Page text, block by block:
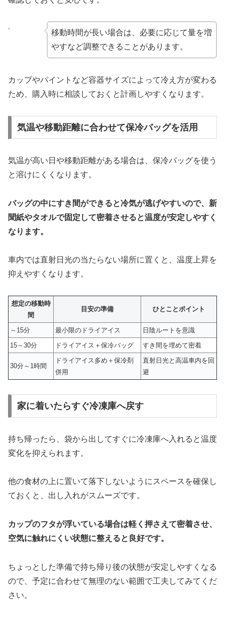
移動時間が長い場合は、必要に応じて量を増
やすなど調整できることがあります。
カップやパイントなど容器サイズによって冷え方が変わる
ため、購入時に相談しておくと計画しやすくなります。
気温や移動距離に合わせて保冷バッグを活用
気温が高い日や移動距離がある場合は、保冷バッグを使う
と溶けにくくなります。
バッグの中にすき間ができると冷気が逃げやすいので、新
聞紙やタオルで固定して密着させると温度が安定しやすく
なります。
車内では直射日光の当たらない場所に置くと、温度上昇を
抑えやすくなります。
想定の移動時
間
目安の準備 ひとことポイント
～15分 最小限のドライアイス
日陰ルートを意識
15～30分
ドライアイス＋保冷バッグ すき間を埋めて密着
30分～1時間
ドライアイス多め＋保冷剤
併用
直射日光と高温車内を回
避
家に着いたらすぐ冷凍庫へ戻す
持ち帰ったら、袋から出してすぐに冷凍庫へ入れると温度
変化を抑えられます。
他の食材の上に置いて落下しないようにスペースを確保し
ておくと、出し入れがスムーズです。
カップのフタが浮いている場合は軽く押さえて密着させ、
空気に触れにくい状態に整えると良好です。
ちょっとした準備で持ち帰り後の状態が安定しやすくなる
ので、予定に合わせて無理のない範囲で工夫してみてくだ
さい。